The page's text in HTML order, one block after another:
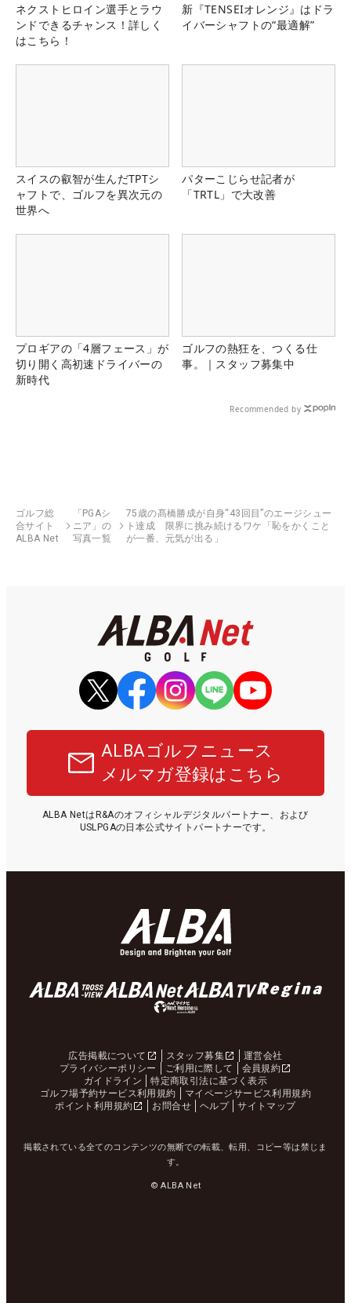
ネクストヒロイン選手とラウ
ンドできるチャンス！詳しく
はこちら！
新『TENSEIオレンジ』はドラ
イバーシャフトの“最適解”
スイスの叡智が生んだTPTシ
ャフトで、ゴルフを異次元の
世界へ
パターこじらせ記者が
「TRTL」で大改善
プロギアの「4層フェース」が
切り開く高初速ドライバーの
新時代
ゴルフの熱狂を、つくる仕
事。｜スタッフ募集中
Recommended by
ゴルフ総
合サイト
ALBA Net
「PGAシ
ニア」の
写真一覧
75歳の髙橋勝成が自身“43回目”のエージシュー
ト達成 限界に挑み続けるワケ「恥をかくこと
が一番、元気が出る」
ALBAゴルフニュース
メルマガ登録はこちら
ALBA NetはR&Aのオフィシャルデジタルパートナー、および
USLPGAの日本公式サイトパートナーです。
広告掲載について スタッフ募集
運営会社
プライバシーポリシー
ご利用に際して
会員規約
ガイドライン
特定商取引法に基づく表示
ゴルフ場予約サービス利用規約
マイページサービス利用規約
ポイント利用規約
お問合せ ヘルプ サイトマップ
掲載されている全てのコンテンツの無断での転載、転用、コピー等は禁じま
す。
© ALBA Net